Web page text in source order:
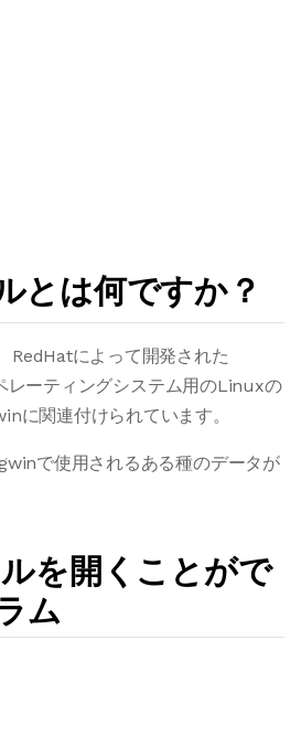
とは何ですか？
RedHatによって開発された
ーティングシステム用のLinuxの
に関連付けられています。
で使用されるある種のデータが
を開くことがで
ム